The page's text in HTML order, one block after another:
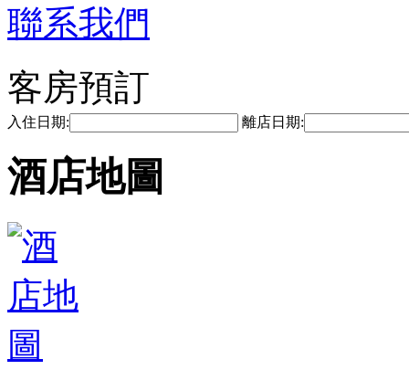
聯系我們
客房預訂
入住日期: 離店日期:
酒店地圖